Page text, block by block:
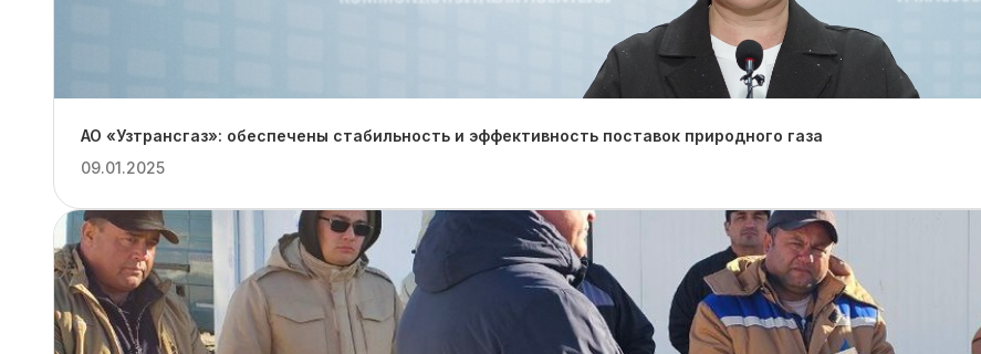
АО «Узтрансгаз»: обеспечены стабильность и эффективность поставок природного газа
09.01.2025